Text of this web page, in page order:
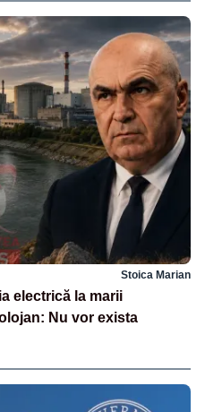
Stoica Marian
electrică la marii
Nu vor exista